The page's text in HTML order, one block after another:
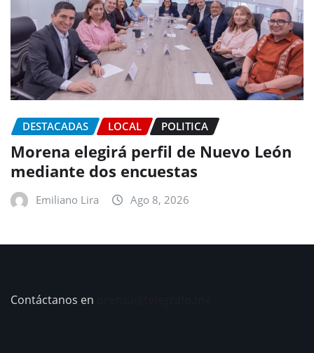
DESTACADAS LOCAL POLITICA
Morena elegirá perfil de Nuevo León
mediante dos encuestas
Emiliano Lira Ago 8, 2026
Contáctanos en